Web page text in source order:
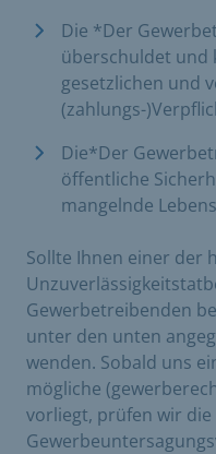
Die *Der
überschuldet
gesetzlichen und
(zahlungs-
Die*Der
öffentliche
mangelnde
Sollte Ihnen einer der
Gewerbetreibenden
unter den unten
wenden. Sobald uns
mögliche
vorliegt, prüfen wir die